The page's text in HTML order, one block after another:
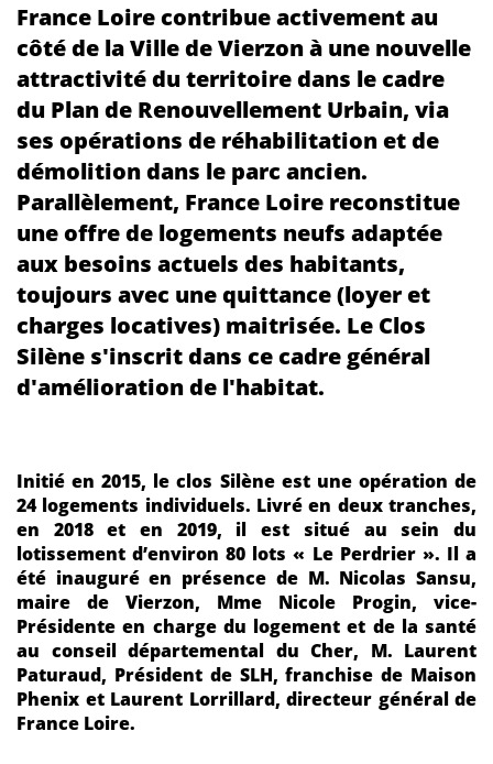
France Loire contribue activement au
côté de la Ville de Vierzon à une nouvelle
attractivité du territoire dans le cadre
du Plan de Renouvellement Urbain, via
ses opérations de réhabilitation et de
démolition dans le parc ancien.
Parallèlement, France Loire reconstitue
une offre de logements neufs adaptée
aux besoins actuels des habitants,
toujours avec une quittance (loyer et
charges locatives) maitrisée. Le Clos
Silène s'inscrit dans ce cadre général
d'amélioration de l'habitat.
Initié en 2015, le clos Silène est une opération de
24 logements individuels. Livré en deux tranches,
en 2018 et en 2019, il est situé au sein du
lotissement d’environ 80 lots « Le Perdrier ». Il a
été inauguré en présence de M. Nicolas Sansu,
maire de Vierzon, Mme Nicole Progin, vice-
Présidente en charge du logement et de la santé
au conseil départemental du Cher, M. Laurent
Paturaud, Président de SLH, franchise de Maison
Phenix et Laurent Lorrillard, directeur général de
France Loire.